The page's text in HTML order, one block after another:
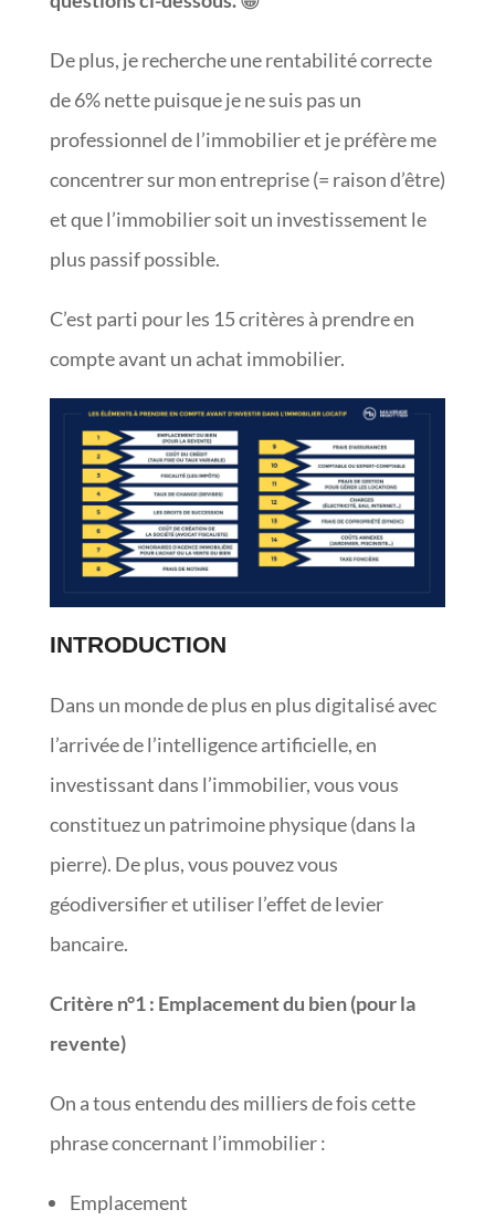
De plus, je recherche une rentabilité correcte
de 6% nette puisque je ne suis pas un
professionnel de l’immobilier et je préfère me
concentrer sur mon entreprise (= raison d’être)
et que l’immobilier soit un investissement le
plus passif possible.
C’est parti pour les 15 critères à prendre en
compte avant un achat immobilier.
INTRODUCTION
Dans un monde de plus en plus digitalisé avec
l’arrivée de l’intelligence artificielle, en
investissant dans l’immobilier, vous vous
constituez un patrimoine physique (dans la
pierre). De plus, vous pouvez vous
géodiversifier et utiliser l’effet de levier
bancaire.
Critère n°1: Emplacement du bien (pour la
revente)
On a tous entendu des milliers de fois cette
phrase concernant l’immobilier :
Emplacement